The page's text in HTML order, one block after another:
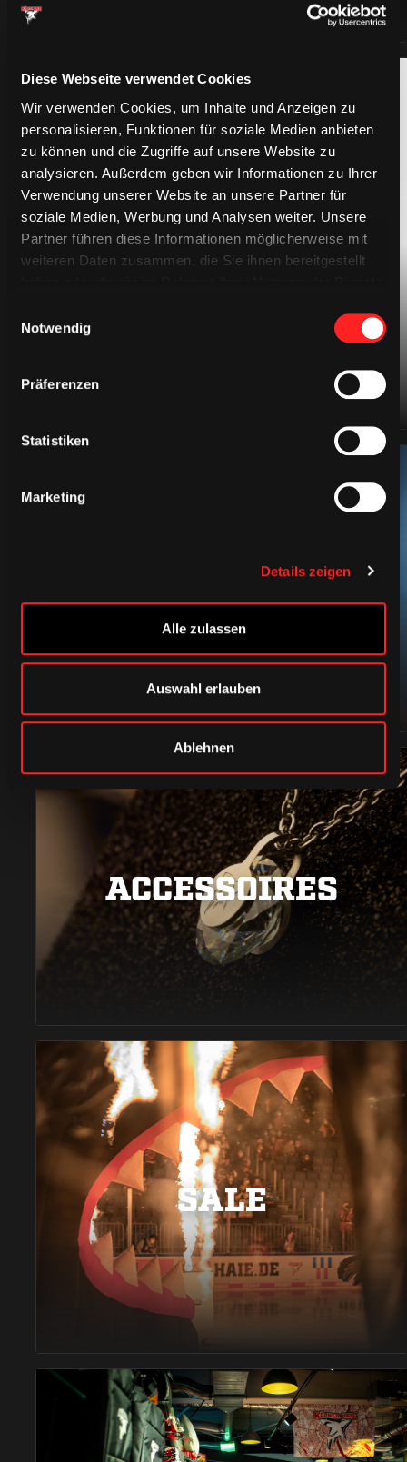
Diese Webseite verwendet Cookies
Wir verwenden Cookies, um Inhalte und Anzeigen zu
personalisieren, Funktionen für soziale Medien anbieten
zu können und die Zugriffe auf unsere Website zu
analysieren. Außerdem geben wir Informationen zu Ihrer
Verwendung unserer Website an unsere Partner für
soziale Medien, Werbung und Analysen weiter. Unsere
Partner führen diese Informationen möglicherweise mit
weiteren Daten zusammen, die Sie ihnen bereitgestellt
Notwendig
Präferenzen
Statistiken
Marketing
Details zeigen
Alle zulassen
Auswahl erlauben
Ablehnen
BEKLEIDUNG
CAPS & CO
ACCESSOIRES
SALE